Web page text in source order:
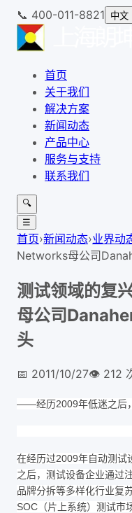
📞 400-011-8821 中文
首页
关于我们
解决方案
新闻动态
产品中心
服务与支持
联系我们
🔍
☰
首页›新闻动态›业界动
Networks母公司
测试领域的
母公司
头
📅 2011/10/27👁️ 212
——经历2009年低迷之后
在经历过2009年自动测试
之后，测试设备企业通过
品牌分拆等多样化行业复
SOC（片上系统）测试市